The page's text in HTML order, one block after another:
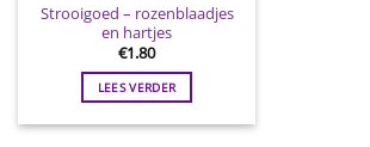
Strooigoed – rozenblaadjes
en hartjes
€1.80
LEES VERDER